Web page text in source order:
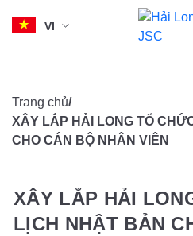
content
VI
Trang chủ/
XÂY LẮP HẢI LONG TỔ
CHO CÁN BỘ NHÂN VIÊN
XÂY LẮP HẢI
LỊCH NHẬT BẢN